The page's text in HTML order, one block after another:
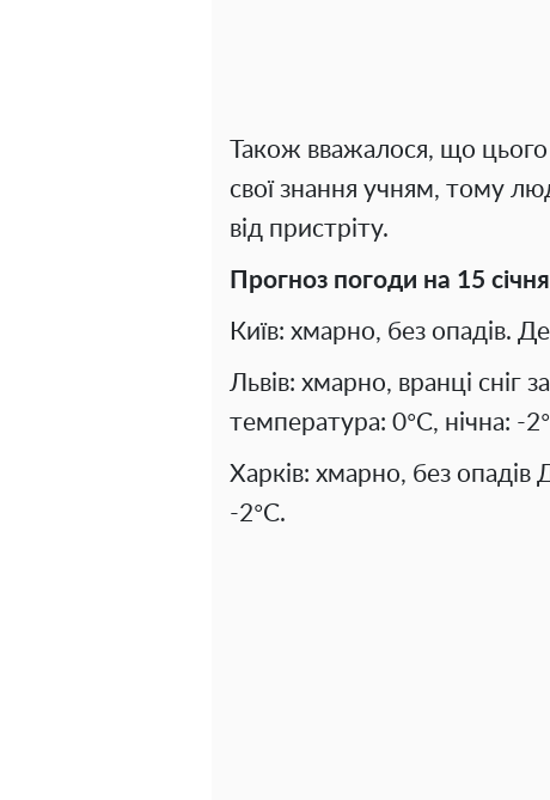
Також вважалося, що
свої знання учням, тому
від пристріту.
Прогноз погоди на 15
Київ: хмарно, без опадів.
Львів: хмарно, вранці сніг
температура: 0°C, нічна: -
Харків: хмарно, без опадів
-2°C.